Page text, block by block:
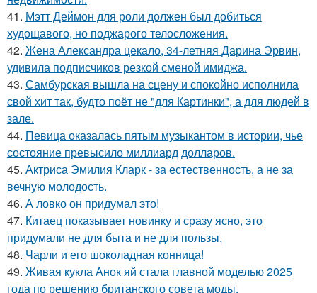
41. Мэтт Деймон для роли должен был добиться
худощавого, но поджарого телосложения.
42. Жена Александра цекало, 34-летняя Дарина Эрвин,
удивила подписчиков резкой сменой имиджа.
43. Самбурская вышла на сцену и спокойно исполнила
свой хит так, будто поёт не "для Картинки", а для людей в
зале.
44. Певица оказалась пятым музыкантом в истории, чье
состояние превысило миллиард долларов.
45. Актриса Эмилия Кларк - за естественность, а не за
вечную молодость.
46. А ловко он придумал это!
47. Китаец показывает новинку и сразу ясно, это
придумали не для быта и не для пользы.
48. Чарли и его шоколадная конница!
49. Живая кукла Анок яй стала главной моделью 2025
года по решению британского совета моды.